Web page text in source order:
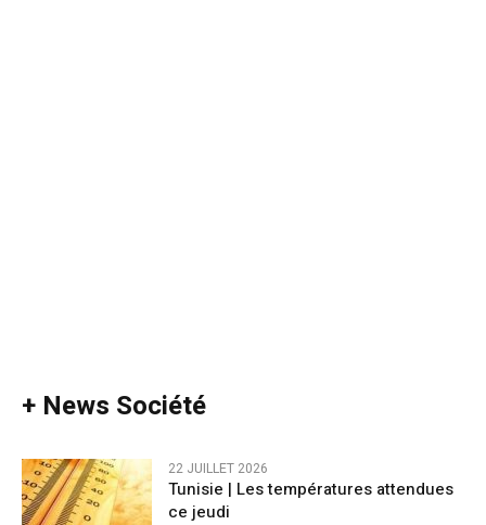
+ News Société
22 JUILLET 2026
Tunisie | Les températures attendues
ce jeudi